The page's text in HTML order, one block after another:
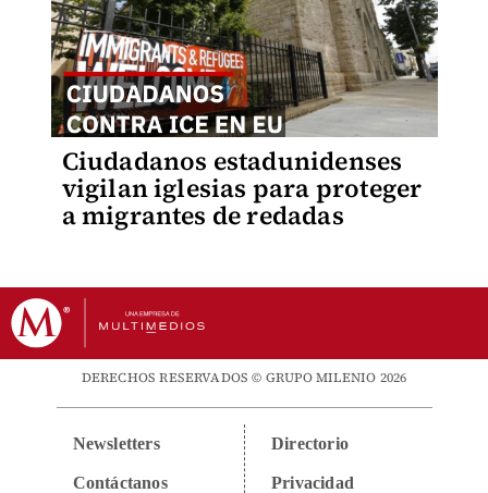
Ciudadanos estadunidenses
vigilan iglesias para proteger
a migrantes de redadas
DERECHOS RESERVADOS © GRUPO MILENIO 2026
Newsletters
Contáctanos
Directorio
Privacidad